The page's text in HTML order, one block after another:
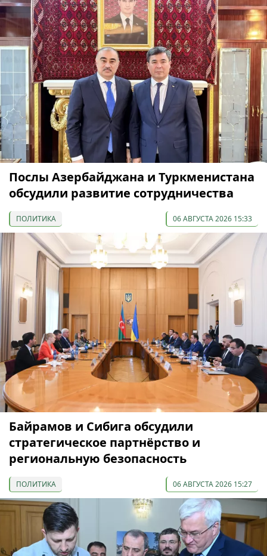
Послы Азербайджана и Туркменистана
обсудили развитие сотрудничества
ПОЛИТИКА 06 АВГУСТА 2026 15:33
Байрамов и Сибига обсудили
стратегическое партнёрство и
региональную безопасность
ПОЛИТИКА 06 АВГУСТА 2026 15:27